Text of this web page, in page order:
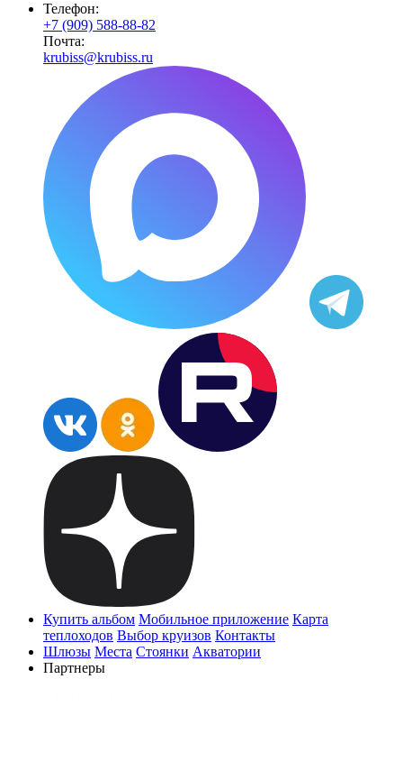
Телефон:
+7 (909) 588-88-82
Почта:
krubiss@krubiss.ru
Купить альбом Мобильное приложение Карта
теплоходов Выбор круизов Контакты
Шлюзы Места Стоянки Акватории
Партнеры